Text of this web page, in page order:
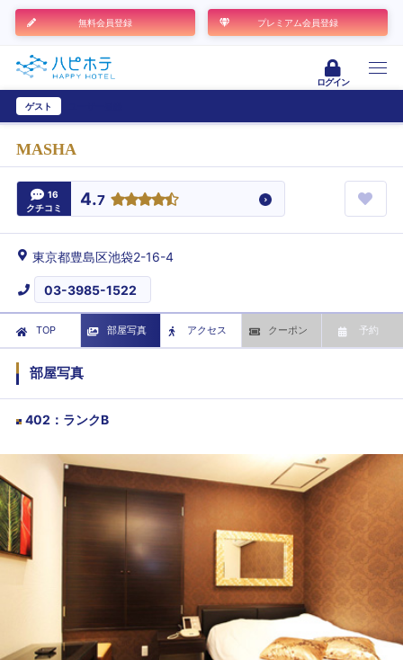
無料会員登録 プレミアム会員登録
ログイン
ゲスト
MASHA
16
クチコミ
4.7
東京都豊島区池袋2-16-4
03-3985-1522
TOP 部屋写真 アクセス クーポン 予約
部屋写真
402 ： ランクB